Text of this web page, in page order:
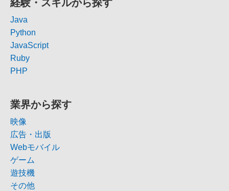
経験・スキルから探す
Java
Python
JavaScript
Ruby
PHP
業界から探す
映像
広告・出版
Webモバイル
ゲーム
遊技機
その他